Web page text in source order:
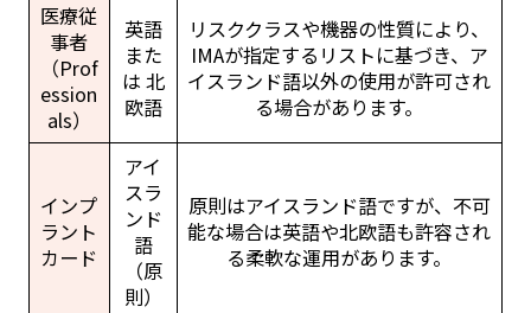
医療従
事者
（Prof
ession
als）
英語
また
は 北
欧語
リスククラスや機器の性質により、
IMAが指定するリストに基づき、ア
イスランド語以外の使用が許可され
る場合があります。
インプ
ラント
カード
アイ
スラ
ンド
語
（原
則）
原則はアイスランド語ですが、不可
能な場合は英語や北欧語も許容され
る柔軟な運用があります。